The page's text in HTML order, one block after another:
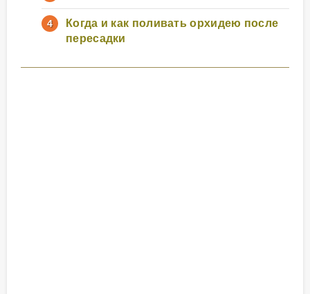
Когда и как поливать орхидею после
пересадки